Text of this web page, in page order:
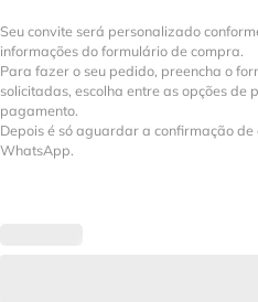
Seu convite será personalizado
informações do formulário de compra.
Para fazer o seu pedido, preencha o
solicitadas, escolha entre as opções
pagamento.
Depois é só aguardar a confirmação
WhatsApp.